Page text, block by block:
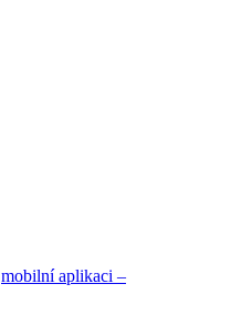
mobilní aplikaci –